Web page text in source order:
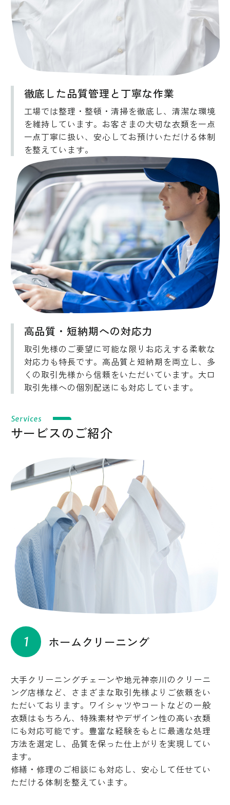
徹底した品質管理と丁寧な作業
工場では整理・整頓・清掃を徹底し、清潔な環境
を維持しています。お客さまの大切な衣類を一点
一点丁寧に扱い、安心してお預けいただける体制
を整えています。
高品質・短納期への対応力
取引先様のご要望に可能な限りお応えする柔軟な
対応力も特長です。高品質と短納期を両立し、多
くの取引先様から信頼をいただいています。大口
取引先様への個別配送にも対応しています。
Services
サービスのご紹介
1 ホームクリーニング
大手クリーニングチェーンや地元神奈川のクリーニ
ング店様など、さまざまな取引先様よりご依頼をい
ただいております。ワイシャツやコートなどの一般
衣類はもちろん、特殊素材やデザイン性の高い衣類
にも対応可能です。豊富な経験をもとに最適な処理
方法を選定し、品質を保った仕上がりを実現してい
ます。
修繕・修理のご相談にも対応し、安心して任せてい
ただける体制を整えています。